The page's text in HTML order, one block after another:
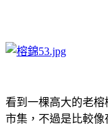
看到一棵高大的老
市集，不過是比較